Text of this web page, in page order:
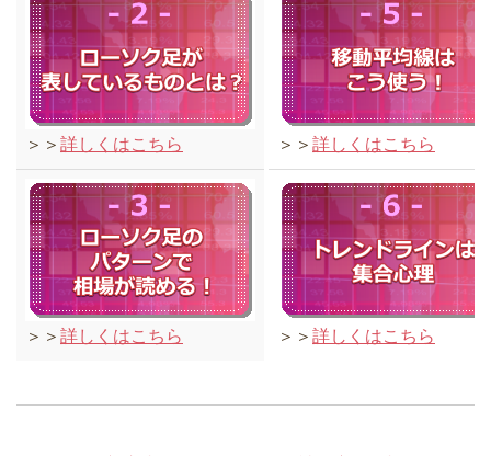
＞＞ 詳しくはこちら
＞＞ 詳しくはこちら
＞＞ 詳しくはこちら
＞＞ 詳しくはこちら